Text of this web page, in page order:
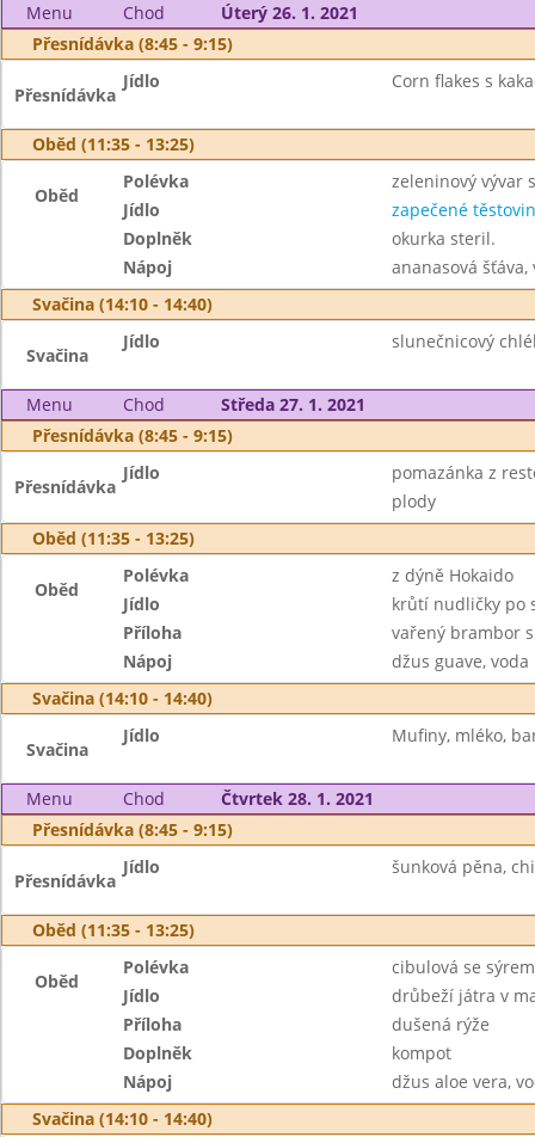
Menu Chod
Úterý 26. 1. 2021
Přesnídávka (8:45 - 9:15)
Přesnídávka
Jídlo Corn flakes s
Oběd (11:35 - 13:25)
Oběd
Polévka
zeleninový vývar
Jídlo
zapečené
Doplněk
okurka steril.
Nápoj
ananasová šťáva,
Svačina (14:10 - 14:40)
Svačina
Jídlo slunečnicový
Menu Chod
Středa 27. 1. 2021
Přesnídávka (8:45 - 9:15)
Přesnídávka
Jídlo
pomazánka z
plody
Oběd (11:35 - 13:25)
Oběd
Polévka
z dýně Hokaido
Jídlo
krůtí nudličky po
Příloha
vařený brambor
Nápoj
džus guave, voda
Svačina (14:10 - 14:40)
Svačina
Jídlo Mufiny, mléko,
Menu Chod
Čtvrtek 28. 1. 2021
Přesnídávka (8:45 - 9:15)
Přesnídávka
Jídlo šunková pěna,
Oběd (11:35 - 13:25)
Oběd
Polévka
cibulová se sýrem
Jídlo
drůbeží játra v
Příloha
dušená rýže
Doplněk
kompot
Nápoj
džus aloe vera,
Svačina (14:10 - 14:40)